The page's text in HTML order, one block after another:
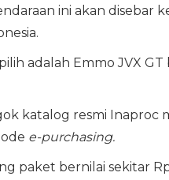
ini akan disebar
adalah Emmo JVX
katalog resmi Inaproc
e-purchasing.
paket bernilai sekitar